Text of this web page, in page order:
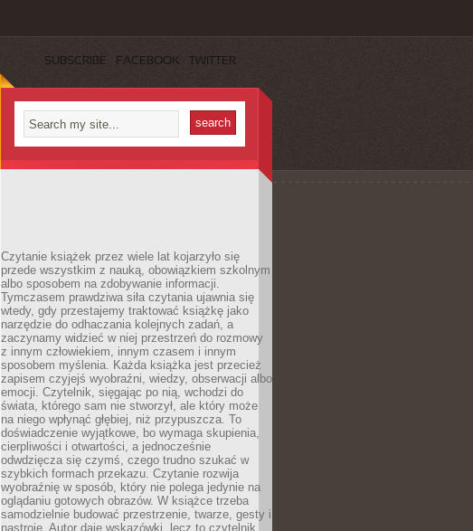
SUBSCRIBE FACEBOOK TWITTER
Czytanie książek przez wiele lat kojarzyło się
przede wszystkim z nauką, obowiązkiem szkolnym
albo sposobem na zdobywanie informacji.
Tymczasem prawdziwa siła czytania ujawnia się
wtedy, gdy przestajemy traktować książkę jako
narzędzie do odhaczania kolejnych zadań, a
zaczynamy widzieć w niej przestrzeń do rozmowy
z innym człowiekiem, innym czasem i innym
sposobem myślenia. Każda książka jest przecież
zapisem czyjejś wyobraźni, wiedzy, obserwacji albo
emocji. Czytelnik, sięgając po nią, wchodzi do
świata, którego sam nie stworzył, ale który może
na niego wpłynąć głębiej, niż przypuszcza. To
doświadczenie wyjątkowe, bo wymaga skupienia,
cierpliwości i otwartości, a jednocześnie
odwdzięcza się czymś, czego trudno szukać w
szybkich formach przekazu. Czytanie rozwija
wyobraźnię w sposób, który nie polega jedynie na
oglądaniu gotowych obrazów. W książce trzeba
samodzielnie budować przestrzenie, twarze, gesty i
nastroje. Autor daje wskazówki, lecz to czytelnik